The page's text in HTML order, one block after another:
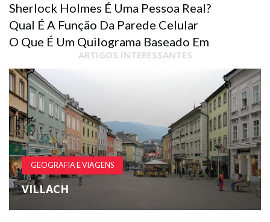
Sherlock Holmes É Uma Pessoa Real?
Qual É A Função Da Parede Celular
O Que É Um Quilograma Baseado Em
ARTIGOS INTERESSANTES
GEOGRAFIA E VIAGENS
VILLACH